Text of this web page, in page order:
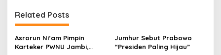
a
v
i
Related Posts
Asrorun Ni’am Pimpin
Karteker PWNU Jambi,
Jumhur Sebut Prabowo
“Presiden Paling Hijau”